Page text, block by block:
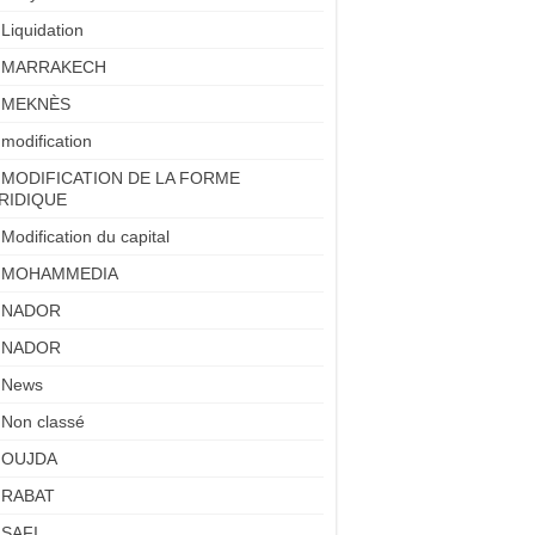
Liquidation
MARRAKECH
MEKNÈS
modification
MODIFICATION DE LA FORME
Modification du capital
MOHAMMEDIA
NADOR
NADOR
News
Non classé
OUJDA
RABAT